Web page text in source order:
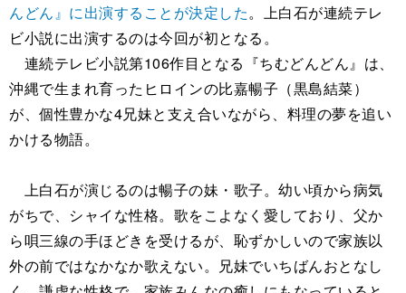
んどん』に出演することが決定した。上白石が連続テレ
ビ小説に出演するのは今回が初となる。
連続テレビ小説第106作目となる『ちむどんどん』は、
沖縄で生まれ育ったヒロインの比嘉暢子（黒島結菜）
が、個性豊かな4兄妹と支え合いながら、料理の夢を追い
かける物語。
上白石が演じるのは暢子の妹・歌子。幼い頃から病気
がちで、シャイな性格。歌をこよなく愛しており、父か
ら唄三線の手ほどきを受けるが、恥ずかしいので家族以
外の前ではなかなか歌えない。兄妹でいちばんおとなし